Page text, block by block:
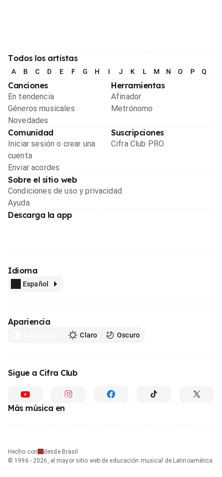
Todos los artistas
A B C D E F G H I J K L M N O P Q
Canciones
En tendencia
Géneros musicales
Novedades
Herramientas
Afinador
Metrónomo
Comunidad
Iniciar sesión o crear una
cuenta
Enviar acordes
Suscripciones
Cifra Club PRO
Sobre el sitio web
Condiciones de uso y privacidad
Ayuda
Descarga la app
Idioma
Español
Apariencia
Claro Oscuro
Sigue a Cifra Club
Más música en
Hecho con
desde Brasil
© 1996 - 2026, el mayor sitio web de educación musical de Latinoamérica